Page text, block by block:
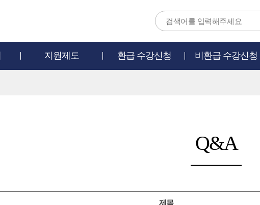
지원제도 환급 수강신청 비환급 수강신청
Q&A
제목